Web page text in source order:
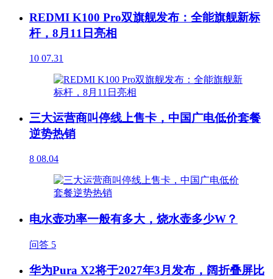
REDMI K100 Pro双旗舰发布：全能旗舰新标
杆，8月11日亮相
10 07.31
三大运营商叫停线上售卡，中国广电低价套餐
逆势热销
8 08.04
电水壶功率一般有多大，烧水壶多少W？
问答 5
华为Pura X2将于2027年3月发布，阔折叠屏比